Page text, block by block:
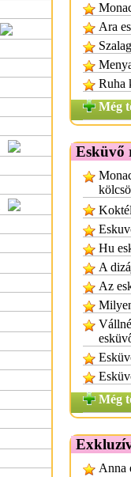
Ara
Ruha
Még
Esküvő
Hu
A
Az
Még
Anna